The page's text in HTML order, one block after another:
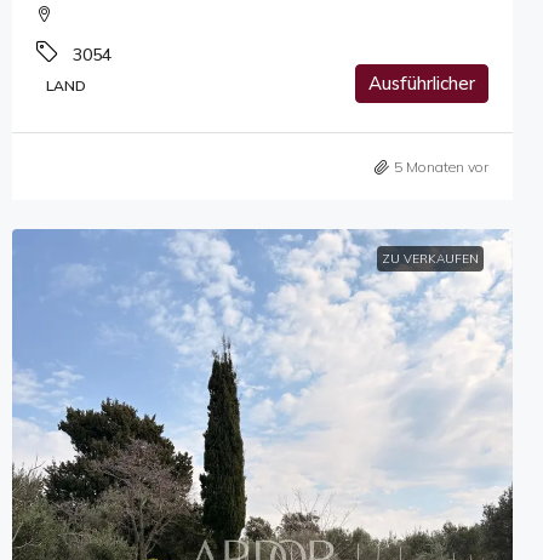
3054
LAND Ausführlicher
5 Monaten vor
ZU VERKAUFEN